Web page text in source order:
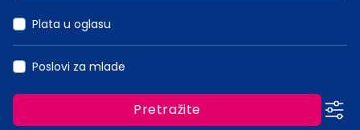
Plata u oglasu
Poslovi za mlade
Pretražite